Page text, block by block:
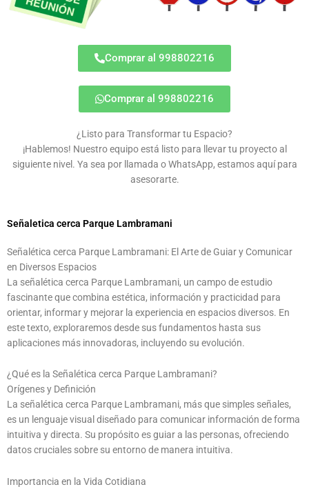
Comprar al 998802216
Comprar al 998802216
¿Listo para Transformar tu Espacio?
¡Hablemos! Nuestro equipo está listo para llevar tu proyecto al
siguiente nivel. Ya sea por llamada o WhatsApp, estamos aquí para
asesorarte.
Señaletica cerca Parque Lambramani
Señalética cerca Parque Lambramani: El Arte de Guiar y Comunicar
en Diversos Espacios
La señalética cerca Parque Lambramani, un campo de estudio
fascinante que combina estética, información y practicidad para
orientar, informar y mejorar la experiencia en espacios diversos. En
este texto, exploraremos desde sus fundamentos hasta sus
aplicaciones más innovadoras, incluyendo su evolución.
¿Qué es la Señalética cerca Parque Lambramani?
Orígenes y Definición
La señalética cerca Parque Lambramani, más que simples señales,
es un lenguaje visual diseñado para comunicar información de forma
intuitiva y directa. Su propósito es guiar a las personas, ofreciendo
datos cruciales sobre su entorno de manera intuitiva.
Importancia en la Vida Cotidiana